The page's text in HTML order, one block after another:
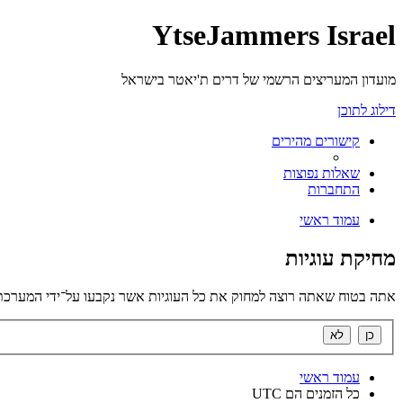
YtseJammers Israel
מועדון המעריצים הרשמי של דרים ת'יאטר בישראל
דילוג לתוכן
קישורים מהירים
שאלות נפוצות
התחברות
עמוד ראשי
מחיקת עוגיות
אתה בטוח שאתה רוצה למחוק את כל העוגיות אשר נקבעו על־ידי
עמוד ראשי
כל הזמנים הם UTC